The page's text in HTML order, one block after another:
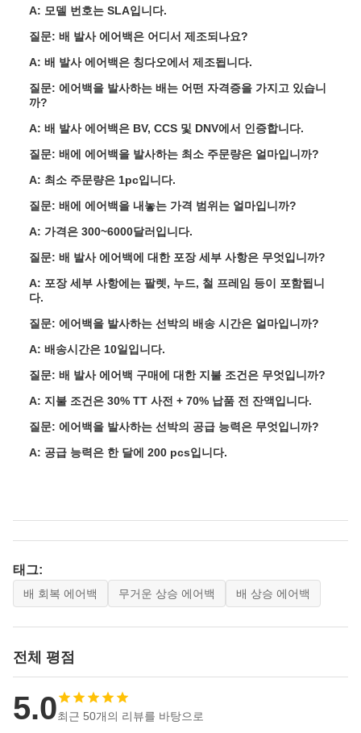
A: 모델 번호는 SLA입니다.
질문: 배 발사 에어백은 어디서 제조되나요?
A: 배 발사 에어백은 칭다오에서 제조됩니다.
질문: 에어백을 발사하는 배는 어떤 자격증을 가지고 있습니
까?
A: 배 발사 에어백은 BV, CCS 및 DNV에서 인증합니다.
질문: 배에 에어백을 발사하는 최소 주문량은 얼마입니까?
A: 최소 주문량은 1pc입니다.
질문: 배에 에어백을 내놓는 가격 범위는 얼마입니까?
A: 가격은 300~6000달러입니다.
질문: 배 발사 에어백에 대한 포장 세부 사항은 무엇입니까?
A: 포장 세부 사항에는 팔렛, 누드, 철 프레임 등이 포함됩니
다.
질문: 에어백을 발사하는 선박의 배송 시간은 얼마입니까?
A: 배송시간은 10일입니다.
질문: 배 발사 에어백 구매에 대한 지불 조건은 무엇입니까?
A: 지불 조건은 30% TT 사전 + 70% 납품 전 잔액입니다.
질문: 에어백을 발사하는 선박의 공급 능력은 무엇입니까?
A: 공급 능력은 한 달에 200 pcs입니다.
태그:
배 회복 에어백 무거운 상승 에어백 배 상승 에어백
전체 평점
5.0최근 50개의 리뷰를 바탕으로